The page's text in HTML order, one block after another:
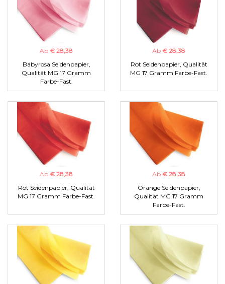
Ab € 28,38
Babyrosa Seidenpapier,
Qualität MG 17 Gramm
Farbe-Fast.
Ab € 28,38
Rot Seidenpapier, Qualität
MG 17 Gramm Farbe-Fast.
Ab € 28,38
Rot Seidenpapier, Qualität
MG 17 Gramm Farbe-Fast.
Ab € 28,38
Orange Seidenpapier,
Qualität MG 17 Gramm
Farbe-Fast.